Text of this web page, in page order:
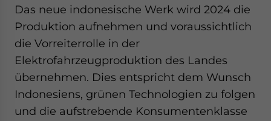
Das neue indonesische Werk wird 2024 die
Produktion aufnehmen und voraussichtlich
die Vorreiterrolle in der
Elektrofahrzeugproduktion des Landes
übernehmen. Dies entspricht dem Wunsch
Indonesiens, grünen Technologien zu folgen
und die aufstrebende Konsumentenklasse